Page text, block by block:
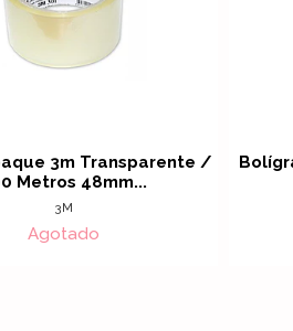
3m Transparente /
Metros 48mm...
3M
Agotado